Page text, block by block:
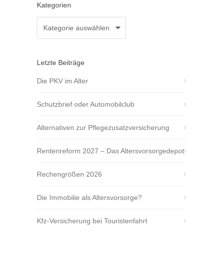
Kategorien
Letzte Beiträge
Die PKV im Alter
Schutzbrief oder Automobilclub
Alternativen zur Pflegezusatzversicherung
Rentenreform 2027 – Das Altersvorsorgedepot
Rechengrößen 2026
Die Immobilie als Altersvorsorge?
Kfz-Versicherung bei Touristenfahrt